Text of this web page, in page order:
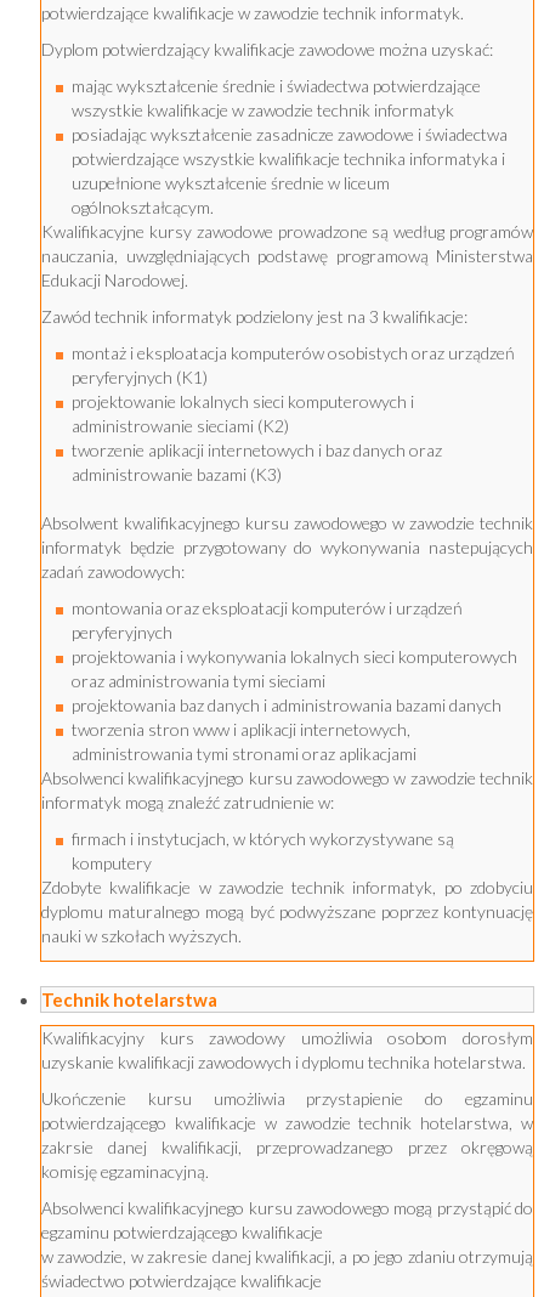
potwierdzające kwalifikacje w zawodzie technik informatyk.
Dyplom potwierdzający kwalifikacje zawodowe można uzyskać:
mając wykształcenie średnie i świadectwa potwierdzające
wszystkie kwalifikacje w zawodzie technik informatyk
posiadając wykształcenie zasadnicze zawodowe i świadectwa
potwierdzające wszystkie kwalifikacje technika informatyka i
uzupełnione wykształcenie średnie w liceum
ogólnokształcącym.
Kwalifikacyjne kursy zawodowe prowadzone są według programów
nauczania, uwzględniających podstawę programową Ministerstwa
Edukacji Narodowej.
Zawód technik informatyk podzielony jest na 3 kwalifikacje:
montaż i eksploatacja komputerów osobistych oraz urządzeń
peryferyjnych (K1)
projektowanie lokalnych sieci komputerowych i
administrowanie sieciami (K2)
tworzenie aplikacji internetowych i baz danych oraz
administrowanie bazami (K3)
Absolwent kwalifikacyjnego kursu zawodowego w zawodzie technik
informatyk będzie przygotowany do wykonywania nastepujących
zadań zawodowych:
montowania oraz eksploatacji komputerów i urządzeń
peryferyjnych
projektowania i wykonywania lokalnych sieci komputerowych
oraz administrowania tymi sieciami
projektowania baz danych i administrowania bazami danych
tworzenia stron www i aplikacji internetowych,
administrowania tymi stronami oraz aplikacjami
Absolwenci kwalifikacyjnego kursu zawodowego w zawodzie technik
informatyk mogą znaleźć zatrudnienie w:
firmach i instytucjach, w których wykorzystywane są
komputery
Zdobyte kwalifikacje w zawodzie technik informatyk, po zdobyciu
dyplomu maturalnego mogą być podwyższane poprzez kontynuację
nauki w szkołach wyższych.
Technik hotelarstwa
Kwalifikacyjny kurs zawodowy umożliwia osobom dorosłym
uzyskanie kwalifikacji zawodowych i dyplomu technika hotelarstwa.
Ukończenie kursu umożliwia przystapienie do egzaminu
potwierdzającego kwalifikacje w zawodzie technik hotelarstwa, w
zakrsie danej kwalifikacji, przeprowadzanego przez okręgową
komisję egzaminacyjną.
Absolwenci kwalifikacyjnego kursu zawodowego mogą przystąpić do
egzaminu potwierdzającego kwalifikacje
w zawodzie, w zakresie danej kwalifikacji, a po jego zdaniu otrzymują
świadectwo potwierdzające kwalifikacje